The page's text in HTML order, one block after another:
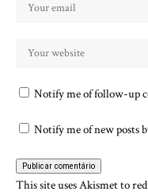
Notify me of follow-up
Notify me of new posts
This site uses Akismet to